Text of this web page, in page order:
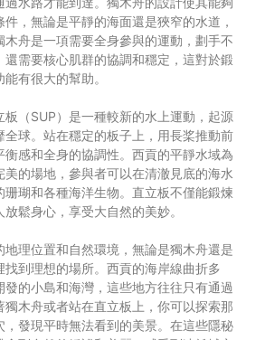
，無論是平靜的海面還是狹窄的水道，
木舟是一項需要全身參與的運動，劃手不
還需要核心肌群的協調和穩定，這對於鍛
有很大的幫助。
板（SUP）是一種較新的水上運動，起源
全球。站在穩定的板子上，用長桨推動前
衡感和全身的協調性。西貢的平靜水域為
美的場地，參與者可以在清澈見底的海水
珊瑚和各種海洋生物。直立板不僅能鍛煉
鬆身心，享受大自然的美妙。
地理位置和自然環境，無論是獨木舟還是
找到理想的場所。西貢的海岸線曲折多
的小島和海灣，這些地方往往只有通過
獨木舟或者站在直立板上，你可以探索那
，發現平時無法看到的美景。在這些隱秘